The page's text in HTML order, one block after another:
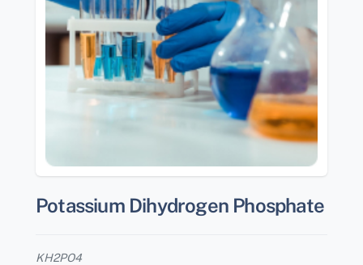
Potassium Dihydrogen Phosphate
KH2PO4